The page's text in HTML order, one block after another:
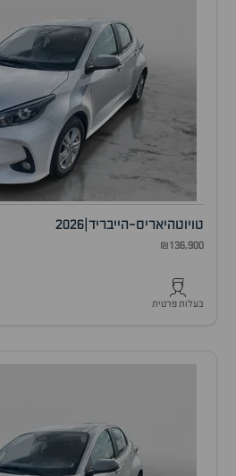
טויוטהיאריס-הייבריד 2026
₪136,900
בעלות פרטית